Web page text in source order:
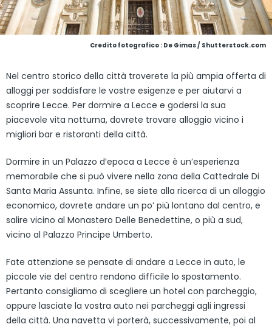
Credito fotografico : De Gimas / Shutterstock.com
Nel centro storico della città troverete la più ampia offerta di
alloggi per soddisfare le vostre esigenze e per aiutarvi a
scoprire Lecce. Per dormire a Lecce e godersi la sua
piacevole vita notturna, dovrete trovare alloggio vicino i
migliori bar e ristoranti della città.
Dormire in un Palazzo d’epoca a Lecce è un’esperienza
memorabile che si può vivere nella zona della Cattedrale Di
Santa Maria Assunta. Infine, se siete alla ricerca di un alloggio
economico, dovrete andare un po’ più lontano dal centro, e
salire vicino al Monastero Delle Benedettine, o più a sud,
vicino al Palazzo Principe Umberto.
Fate attenzione se pensate di andare a Lecce in auto, le
piccole vie del centro rendono difficile lo spostamento.
Pertanto consigliamo di scegliere un hotel con parcheggio,
oppure lasciate la vostra auto nei parcheggi agli ingressi
della città. Una navetta vi porterà, successivamente, poi al